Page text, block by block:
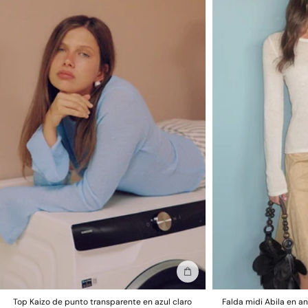
Información sobre devoluciones
Por motivos de higiene y salud, no se admiten devoluciones.
Añadir a la bolsa
Top Kaizo de punto transparente en azul claro Falda midi Abila en